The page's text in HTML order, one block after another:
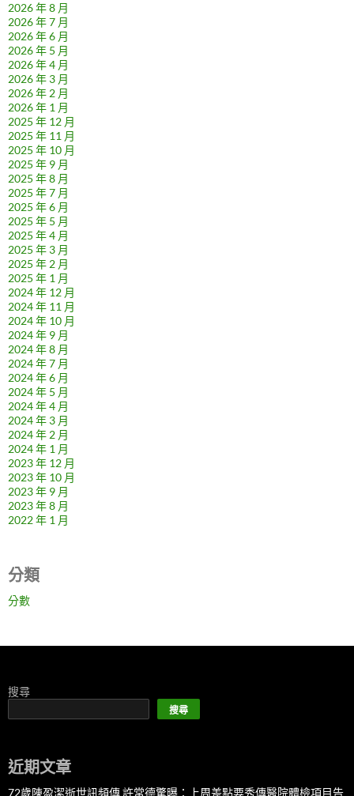
2026 年 8 月
2026 年 7 月
2026 年 6 月
2026 年 5 月
2026 年 4 月
2026 年 3 月
2026 年 2 月
2026 年 1 月
2025 年 12 月
2025 年 11 月
2025 年 10 月
2025 年 9 月
2025 年 8 月
2025 年 7 月
2025 年 6 月
2025 年 5 月
2025 年 4 月
2025 年 3 月
2025 年 2 月
2025 年 1 月
2024 年 12 月
2024 年 11 月
2024 年 10 月
2024 年 9 月
2024 年 8 月
2024 年 7 月
2024 年 6 月
2024 年 5 月
2024 年 4 月
2024 年 3 月
2024 年 2 月
2024 年 1 月
2023 年 12 月
2023 年 10 月
2023 年 9 月
2023 年 8 月
2022 年 1 月
分類
分數
搜尋
搜尋
近期文章
72歲陳盈潔逝世訊頻傳 許常德驚曝：上周差點要秀傳醫院體檢項目告